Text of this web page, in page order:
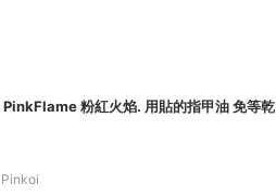
粉紅火焰. 用貼的指甲油 免等乾